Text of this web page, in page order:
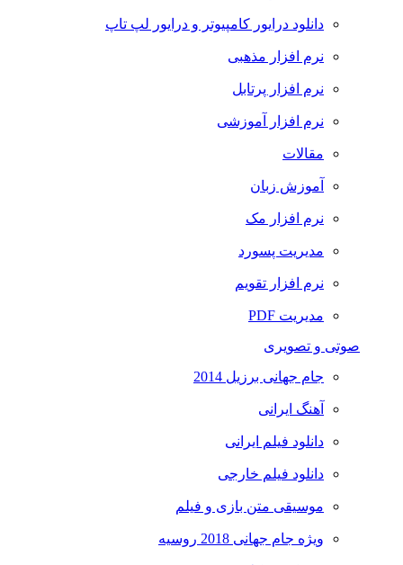
دانلود درایور کامپیوتر و درایور لپ تاپ
نرم افزار مذهبی
نرم افزار پرتابل
نرم افزار آموزشی
مقالات
آموزش زبان
نرم افزار مک
مدیریت پسورد
نرم افزار تقویم
مدیریت PDF
صوتی و تصویری
جام جهانی برزیل 2014
آهنگ ایرانی
دانلود فیلم ایرانی
دانلود فیلم خارجی
موسیقی متن بازی و فیلم
ویژه جام جهانی 2018 روسیه